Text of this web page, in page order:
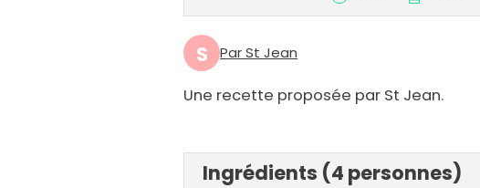
S Par St Jean
Une recette proposée par St Jean.
Ingrédients (4 personnes)